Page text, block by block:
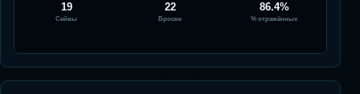
19
Сейвы
22
Броски
86.4%
% отражённых